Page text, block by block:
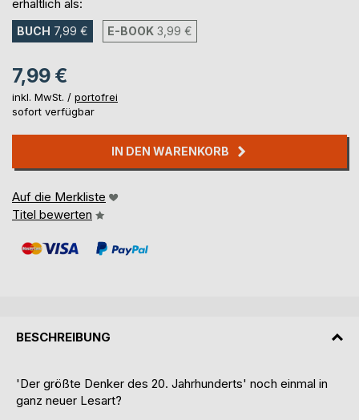
erhältlich als:
BUCH 7,99 € E-BOOK 3,99 €
7,99 €
inkl. MwSt. / portofrei
sofort verfügbar
IN DEN WARENKORB
Auf die Merkliste
Titel bewerten
BESCHREIBUNG
'Der größte Denker des 20. Jahrhunderts' noch einmal in
ganz neuer Lesart?